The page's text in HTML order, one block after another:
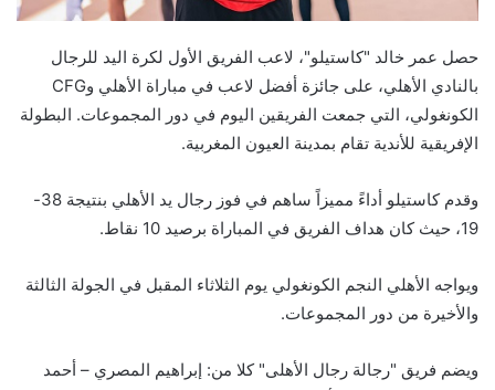
حصل عمر خالد "كاستيلو"، لاعب الفريق الأول لكرة اليد للرجال
بالنادي الأهلي، على جائزة أفضل لاعب في مباراة الأهلي وCFG
الكونغولي، التي جمعت الفريقين اليوم في دور المجموعات. البطولة
الإفريقية للأندية تقام بمدينة العيون المغربية.
وقدم كاستيلو أداءً مميزاً ساهم في فوز رجال يد الأهلي بنتيجة 38-
19، حيث كان هداف الفريق في المباراة برصيد 10 نقاط.
ويواجه الأهلي النجم الكونغولي يوم الثلاثاء المقبل في الجولة الثالثة
والأخيرة من دور المجموعات.
ويضم فريق "رجالة رجال الأهلى" كلا من: إبراهيم المصري – أحمد